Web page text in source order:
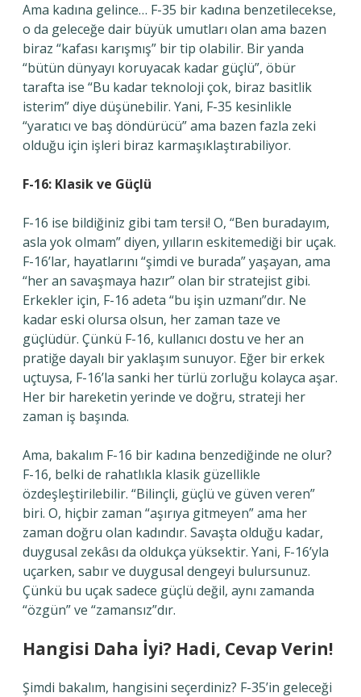
Ama kadına gelince… F-35 bir kadına benzetilecekse,
o da geleceğe dair büyük umutları olan ama bazen
biraz “kafası karışmış” bir tip olabilir. Bir yanda
“bütün dünyayı koruyacak kadar güçlü”, öbür
tarafta ise “Bu kadar teknoloji çok, biraz basitlik
isterim” diye düşünebilir. Yani, F-35 kesinlikle
“yaratıcı ve baş döndürücü” ama bazen fazla zeki
olduğu için işleri biraz karmaşıklaştırabiliyor.
F-16: Klasik ve Güçlü
F-16 ise bildiğiniz gibi tam tersi! O, “Ben buradayım,
asla yok olmam” diyen, yılların eskitemediği bir uçak.
F-16’lar, hayatlarını “şimdi ve burada” yaşayan, ama
“her an savaşmaya hazır” olan bir stratejist gibi.
Erkekler için, F-16 adeta “bu işin uzmanı”dır. Ne
kadar eski olursa olsun, her zaman taze ve
güçlüdür. Çünkü F-16, kullanıcı dostu ve her an
pratiğe dayalı bir yaklaşım sunuyor. Eğer bir erkek
uçtuysa, F-16’la sanki her türlü zorluğu kolayca aşar.
Her bir hareketin yerinde ve doğru, strateji her
zaman iş başında.
Ama, bakalım F-16 bir kadına benzediğinde ne olur?
F-16, belki de rahatlıkla klasik güzellikle
özdeşleştirilebilir. “Bilinçli, güçlü ve güven veren”
biri. O, hiçbir zaman “aşırıya gitmeyen” ama her
zaman doğru olan kadındır. Savaşta olduğu kadar,
duygusal zekâsı da oldukça yüksektir. Yani, F-16’yla
uçarken, sabır ve duygusal dengeyi bulursunuz.
Çünkü bu uçak sadece güçlü değil, aynı zamanda
“özgün” ve “zamansız”dır.
Hangisi Daha İyi? Hadi, Cevap Verin!
Şimdi bakalım, hangisini seçerdiniz? F-35’in geleceği